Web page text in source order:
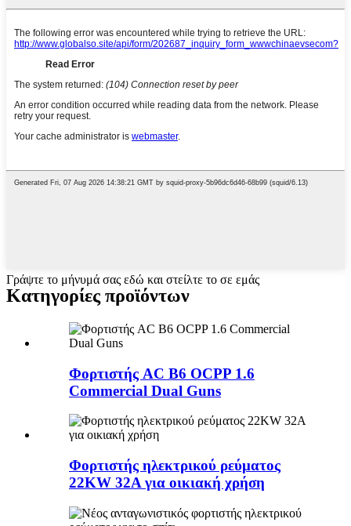
Γράψτε το μήνυμά σας εδώ και στείλτε το σε εμάς
Κατηγορίες προϊόντων
Φορτιστής AC B6 OCPP 1.6
Commercial Dual Guns
Φορτιστής ηλεκτρικού ρεύματος
22KW 32A για οικιακή χρήση